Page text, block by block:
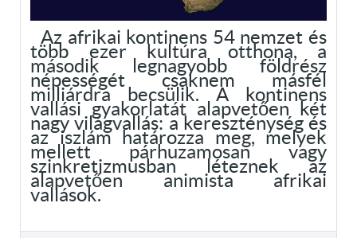
Az afrikai kontinens 54 nemzet és
több ezer kultúra otthona, a
második legnagyobb földrész
népességét csaknem másfél
milliárdra becsülik. A kontinens
vallási gyakorlatát alapvetően két
nagy világvallás: a kereszténység és
az iszlám határozza meg, melyek
mellett párhuzamosan vagy
szinkretizmusban léteznek az
alapvetően animista afrikai
vallások.